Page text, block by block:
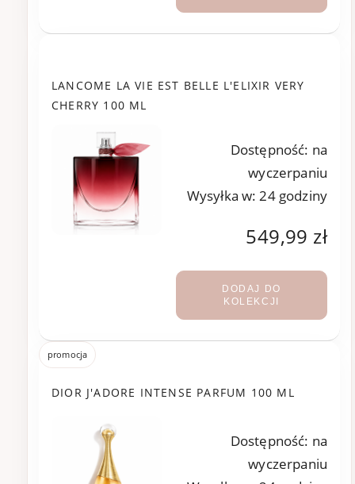
LANCOME LA VIE EST BELLE L'ELIXIR VERY
CHERRY 100 ML
Dostępność: na
wyczerpaniu
Wysyłka w: 24 godziny
549,99 zł
DODAJ DO
KOLEKCJI
DIOR J'ADORE INTENSE PARFUM 100 ML
Dostępność: na
wyczerpaniu
promocja